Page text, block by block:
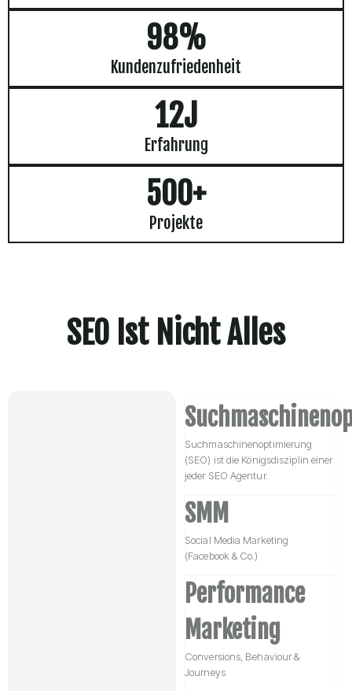
98%
Kundenzufriedenheit
12J
Erfahrung
500+
Projekte
SEO Ist Nicht Alles
Suchmaschinenoptimierung
(SEO) ist die Königsdisziplin einer
jeder SEO Agentur.
SMM
Social Media Marketing
(Facebook & Co.)
Performance
Marketing
Conversions, Behaviour &
Journeys